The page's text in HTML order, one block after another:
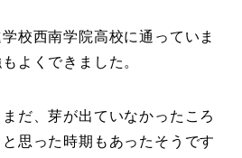
校西南学院高校に通っていま
よくできました。
だ、芽が出ていなかったころ
思った時期もあったそうです